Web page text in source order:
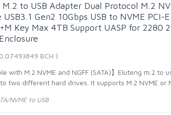
M.2 to USB Adapter Dual Protocol M.2
Gen2 10Gbps USB to NVME PCI-E
Key Max 4TB Support UASP for 2280
BCH )
with M.2 NVME and NGFF (SATA)】Eluteng m.2 to
two different hard drives. It supports M.2 NVME or
NVME to USB